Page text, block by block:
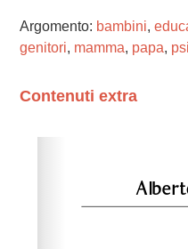
Argomento: bambini,
genitori, mamma, papa,
Contenuti extra